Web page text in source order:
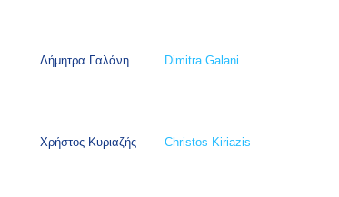
Δήμητρα Γαλάνη Dimitra Galani
Χρήστος Κυριαζής Christos Kiriazis